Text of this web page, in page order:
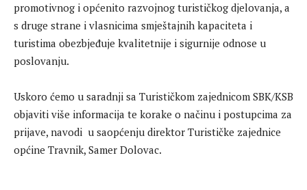
promotivnog i općenito razvojnog turističkog djelovanja, a
s druge strane i vlasnicima smještajnih kapaciteta i
turistima obezbjeđuje kvalitetnije i sigurnije odnose u
poslovanju.
Uskoro ćemo u saradnji sa Turističkom zajednicom SBK/KSB
objaviti više informacija te korake o načinu i postupcima za
prijave, navodi u saopćenju direktor Turističke zajednice
općine Travnik, Samer Dolovac.